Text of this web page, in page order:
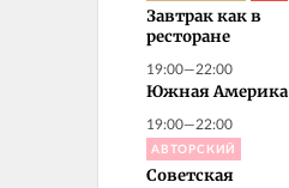
Завтрак как в
ресторане
19:00—22:00
Южная Америка
19:00—22:00
АВТОРСКИЙ
Советская